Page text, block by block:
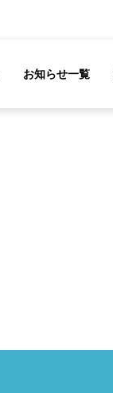
お知らせ一覧